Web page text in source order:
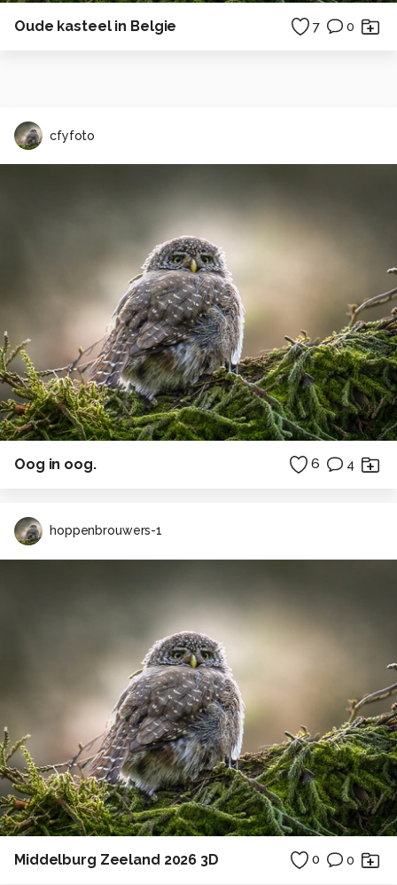
Oude kasteel in Belgie 7 0
cfyfoto
Oog in oog. 6 4
hoppenbrouwers-1
Middelburg Zeeland 2026 3D 0 0